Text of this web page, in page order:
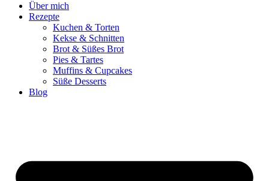
Über mich
Rezepte
Kuchen & Torten
Kekse & Schnitten
Brot & Süßes Brot
Pies & Tartes
Muffins & Cupcakes
Süße Desserts
Blog